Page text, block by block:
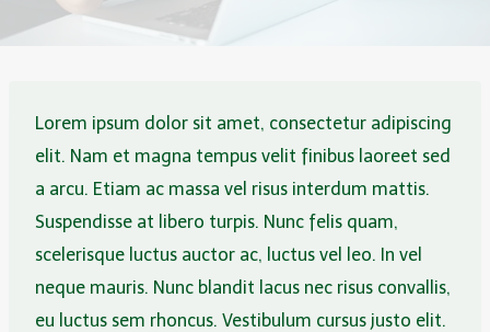
Lorem ipsum dolor sit amet, consectetur adipiscing
elit. Nam et magna tempus velit finibus laoreet sed
a arcu. Etiam ac massa vel risus interdum mattis.
Suspendisse at libero turpis. Nunc felis quam,
scelerisque luctus auctor ac, luctus vel leo. In vel
neque mauris. Nunc blandit lacus nec risus convallis,
eu luctus sem rhoncus. Vestibulum cursus justo elit.